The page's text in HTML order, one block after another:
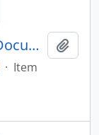
Boletim do Museu do Índio – Documentação – Nº 8
· Item